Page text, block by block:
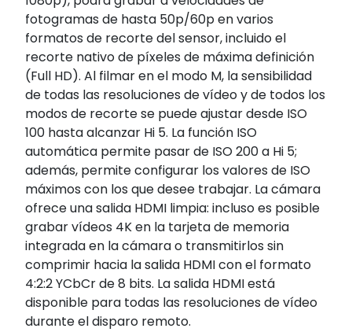
fotogramas de hasta 50p/60p en varios
formatos de recorte del sensor, incluido el
recorte nativo de píxeles de máxima definición
(Full HD). Al filmar en el modo M, la sensibilidad
de todas las resoluciones de vídeo y de todos los
modos de recorte se puede ajustar desde ISO
100 hasta alcanzar Hi 5. La función ISO
automática permite pasar de ISO 200 a Hi 5;
además, permite configurar los valores de ISO
máximos con los que desee trabajar. La cámara
ofrece una salida HDMI limpia: incluso es posible
grabar vídeos 4K en la tarjeta de memoria
integrada en la cámara o transmitirlos sin
comprimir hacia la salida HDMI con el formato
4:2:2 YCbCr de 8 bits. La salida HDMI está
disponible para todas las resoluciones de vídeo
durante el disparo remoto.